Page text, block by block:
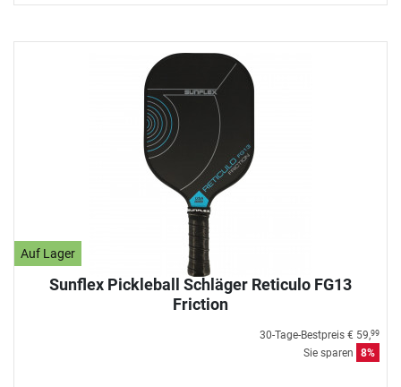
Auf Lager
Sunflex Pickleball Schläger Reticulo FG13
Friction
30-Tage-Bestpreis € 59,99
Sie sparen 8%